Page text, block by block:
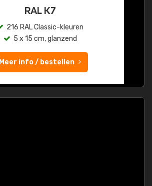
RAL K7
216 RAL Classic-kleuren
5 x 15 cm, glanzend
Meer info / bestellen